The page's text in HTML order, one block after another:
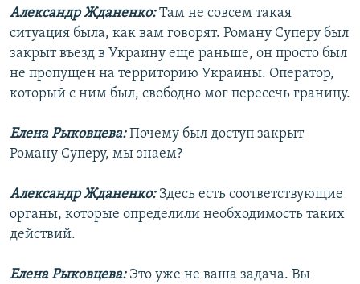
Александр Жданенко:Там не совсем такая
ситуация была, как вам говорят. Роману Суперу был
закрыт въезд в Украину еще раньше, он просто был
не пропущен на территорию Украины. Оператор,
который с ним был, свободно мог пересечь границу.
Елена Рыковцева:Почему был доступ закрыт
Роману Суперу, мы знаем?
Александр Жданенко: Здесь есть соответствующие
органы, которые определили необходимость таких
действий.
Елена Рыковцева:Это уже не ваша задача. Вы